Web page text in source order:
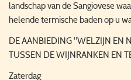
landschap van de Sangiovese
helende termische baden op u
DE AANBIEDING "WELZIJN EN
TUSSEN DE WIJNRANKEN EN
Zaterdag